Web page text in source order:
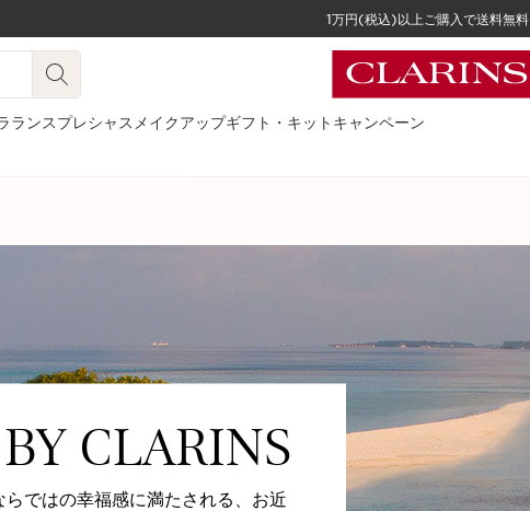
1万円(税込)以上ご購入で送料無料
ランスプレシャス メイクアップギフト・キット キャンペーン
CLARINS
らではの幸福感に満たされる、お近